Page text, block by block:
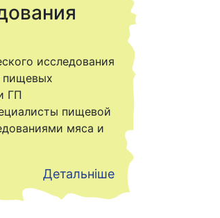
исследования
пищевых
ГП
пищевой
мяса и
Детальніше